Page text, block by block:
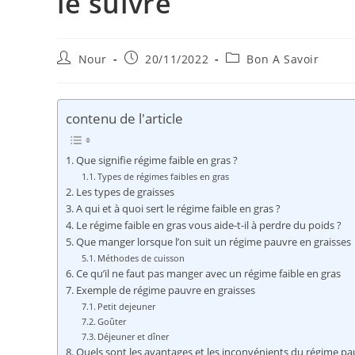
Auteur/autrice
publication :
Nour
Publication
20/11/2022
PostBon A Savoir
contenu de l'article
Que signifie régime faible en gras ?
Types de régimes faibles en gras
Les types de graisses
A qui et à quoi sert le régime faible en gras ?
Le régime faible en gras vous aide-t-il à perdre du poids ?
Que manger lorsque l’on suit un régime pauvre en graisses
Méthodes de cuisson
Ce qu’il ne faut pas manger avec un régime faible en gras
Exemple de régime pauvre en graisses
Petit dejeuner
Goûter
Déjeuner et dîner
Quels sont les avantages et les inconvénients du régime